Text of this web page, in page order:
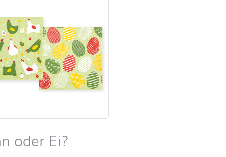
oder Ei?